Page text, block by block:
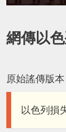
網傳以
原始謠傳版本
以色列損